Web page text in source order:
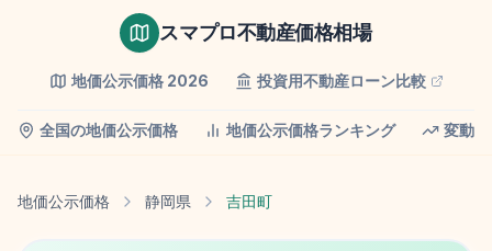
スマプロ不動産価格相場
地価公示価格 2026 投資用不動産ローン比較
全国の地価公示価格 地価公示価格ランキング 変動
地価公示価格 静岡県 吉田町